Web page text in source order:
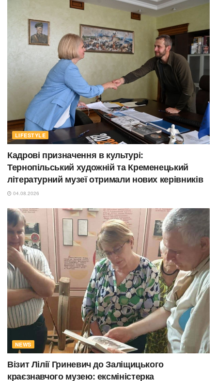
LIFESTYLE
Кадрові призначення в культурі:
Тернопільський художній та Кременецький
літературний музеї отримали нових керівників
04.08.2026
NEWS
Візит Лілії Гриневич до Заліщицького
краєзнавчого музею: ексміністерка